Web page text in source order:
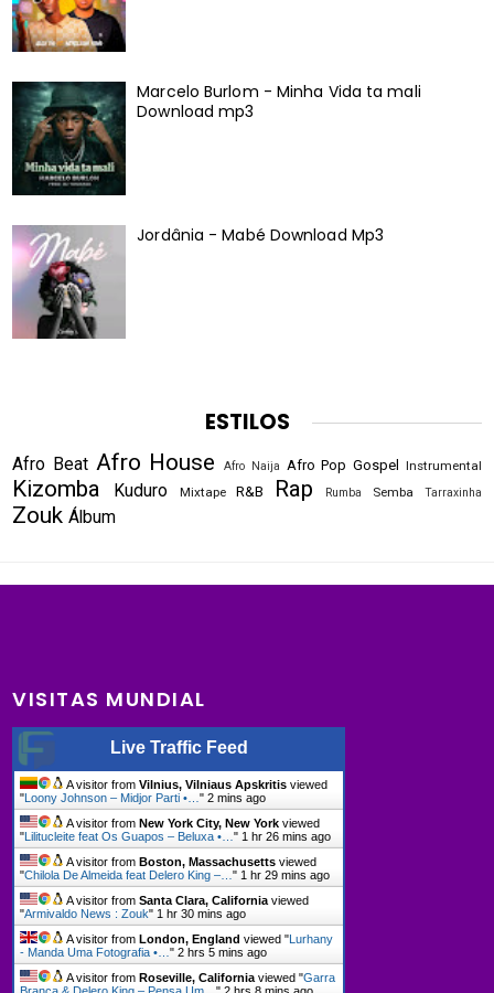
Marcelo Burlom - Minha Vida ta mali
Download mp3
Jordânia - Mabé Download Mp3
ESTILOS
Afro Beat Afro House Afro Naija Afro Pop Gospel Instrumental
Kizomba Kuduro Mixtape R&B Rap Rumba Semba Tarraxinha
Zouk Álbum
VISITAS MUNDIAL
Live Traffic Feed
A visitor fromVilnius, Vilniaus Apskritis viewed
"Loony Johnson – Midjor Parti •…"2 mins ago
A visitor fromNew York City, New York viewed
"Lilitucleite feat Os Guapos – Beluxa •…" 1 hr 26 mins ago
A visitor fromBoston, Massachusetts viewed
"Chilola De Almeida feat Delero King –…" 1 hr 29 mins ago
A visitor fromSanta Clara, California viewed
"Armivaldo News : Zouk" 1 hr 30 mins ago
A visitor fromLondon, England viewed "Lurhany
- Manda Uma Fotografia •…"2 hrs 5 mins ago
A visitor fromRoseville, California viewed "Garra